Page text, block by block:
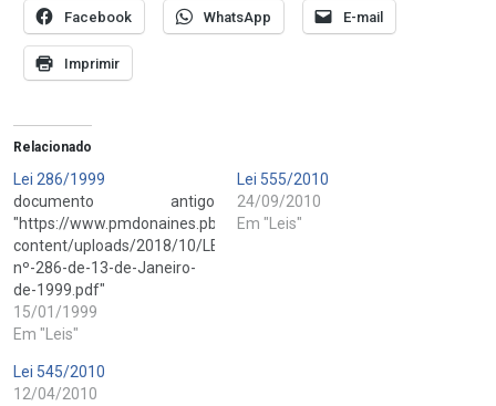
Facebook WhatsApp E-mail
Imprimir
Relacionado
Lei 286/1999
documento antigo
"https://www.pmdonaines.pb.gov.br/wp-
content/uploads/2018/10/LEI-
nº-286-de-13-de-Janeiro-
de-1999.pdf"
15/01/1999
Em "Leis"
Lei 555/2010
24/09/2010
Em "Leis"
Lei 545/2010
12/04/2010